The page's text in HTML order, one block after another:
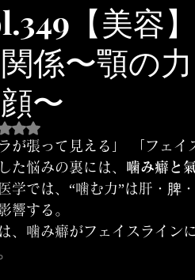
【美容
係〜顎の
〜
5つ星のうちNaNと評価されています。
ラが張って見える」 「フェ
た悩みの裏には、 噛み癖と
学では、“噛む力”は肝・脾
響する。
、噛み癖がフェイスライン